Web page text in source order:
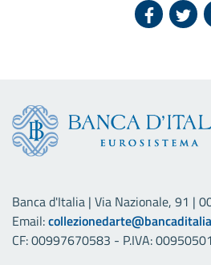
Banca d'Italia | Via Nazionale, 91 |
Email:
CF: 00997670583 - P.IVA: